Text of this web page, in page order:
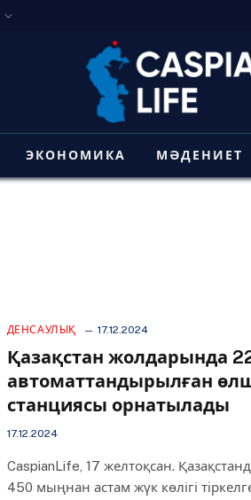
ЭКОНОМИКА МӘДЕНИЕТ
ДЕНСАУЛЫҚ 17.12.2024
Қазақстан жолдарында
автоматтандырылған
станциясы орнатылады
17.12.2024
CaspianLife, 17 желтоқсан.
450 мыңнан астам жүк көлігі